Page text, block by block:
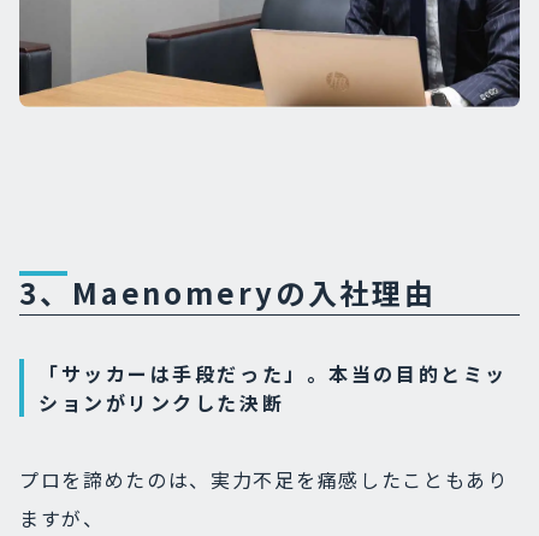
3、Maenomeryの入社理由
「サッカーは手段だった」。本当の目的とミッ
ションがリンクした決断
プロを諦めたのは、実力不足を痛感したこともあり
ますが、